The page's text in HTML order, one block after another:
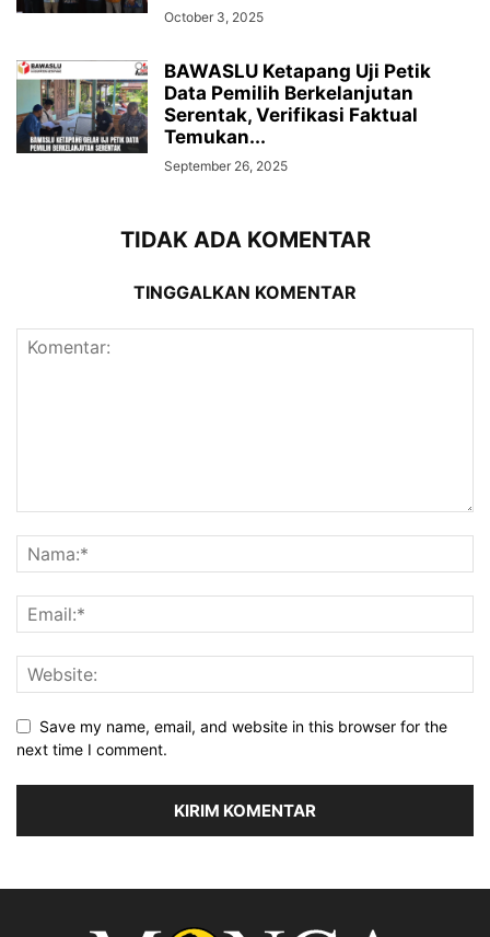
October 3, 2025
BAWASLU Ketapang Uji Petik
Data Pemilih Berkelanjutan
Serentak, Verifikasi Faktual
Temukan...
September 26, 2025
TIDAK ADA KOMENTAR
TINGGALKAN KOMENTAR
Save my name, email, and website in this browser for the
next time I comment.